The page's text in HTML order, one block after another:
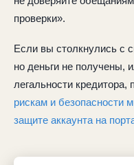
проверки».
Если вы столкнулись с
но деньги не получены,
легальности
рискам и безопасности
защите аккаунта на